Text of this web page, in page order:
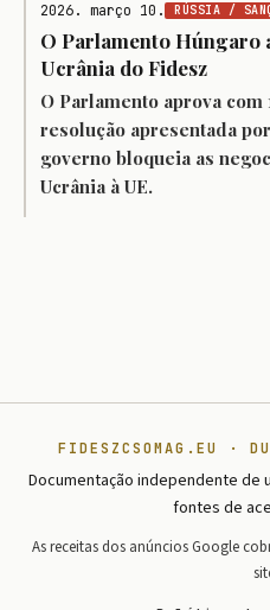
2026. março 10. RÚSSIA /
O Parlamento Húngaro
Ucrânia do Fidesz
O Parlamento aprova com
resolução apresentada
governo bloqueia as
Ucrânia à UE.
FIDESZCSOMAG.EU ·
Documentação independente de
fontes de
As receitas dos anúncios Google